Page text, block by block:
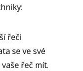
řeči
se ve své
řeč mít.